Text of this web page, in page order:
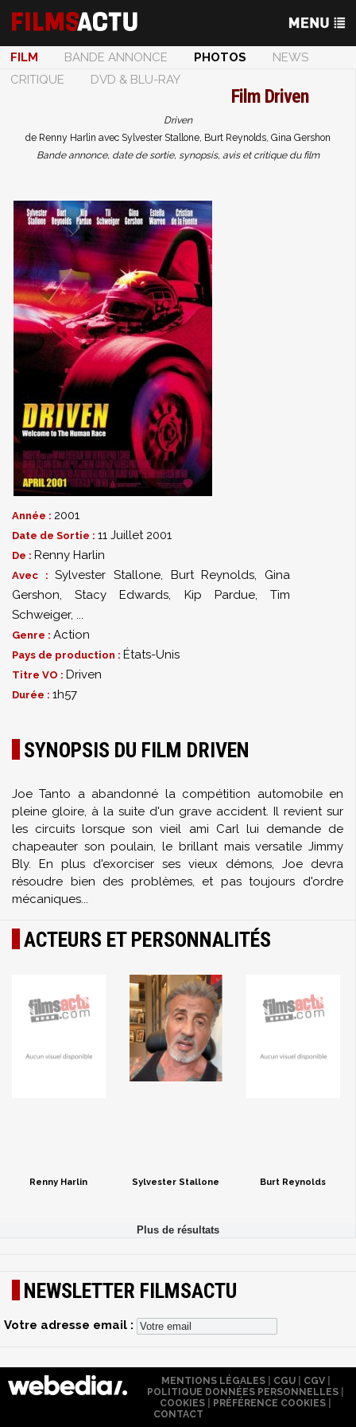
FILM BANDE ANNONCE PHOTOS
NEWS
CRITIQUE
DVD & BLU-RAY
Film Driven
Driven
de Renny Harlin avec Sylvester Stallone, Burt Reynolds, Gina Gershon
Bande annonce, date de sortie, synopsis, avis et critique du film
Année : 2001
Date de Sortie : 11 Juillet 2001
De : Renny Harlin
Avec :Sylvester Stallone, Burt Reynolds, Gina
Gershon,Stacy Edwards, Kip Pardue,Tim
Schweiger, ...
Genre : Action
Pays de production : États-Unis
Titre VO : Driven
Durée : 1h57
SYNOPSIS DU FILM DRIVEN
Joe Tanto a abandonné la compétition automobile en
pleine gloire, à la suite d'un grave accident. Il revient sur
les circuits lorsque son vieil ami Carl lui demande de
chapeauter son poulain, le brillant mais versatile Jimmy
Bly. En plus d'exorciser ses vieux démons, Joe devra
résoudre bien des problèmes, et pas toujours d'ordre
mécaniques...
ACTEURS ET PERSONNALITÉS
Renny Harlin Sylvester Stallone Burt Reynolds
NEWSLETTER FILMSACTU
Votre adresse email :
MENTIONS LÉGALES| CGU| CGV|
POLITIQUE DONNÉES PERSONNELLES
COOKIES
PRÉFÉRENCE COOKIES
CONTACT